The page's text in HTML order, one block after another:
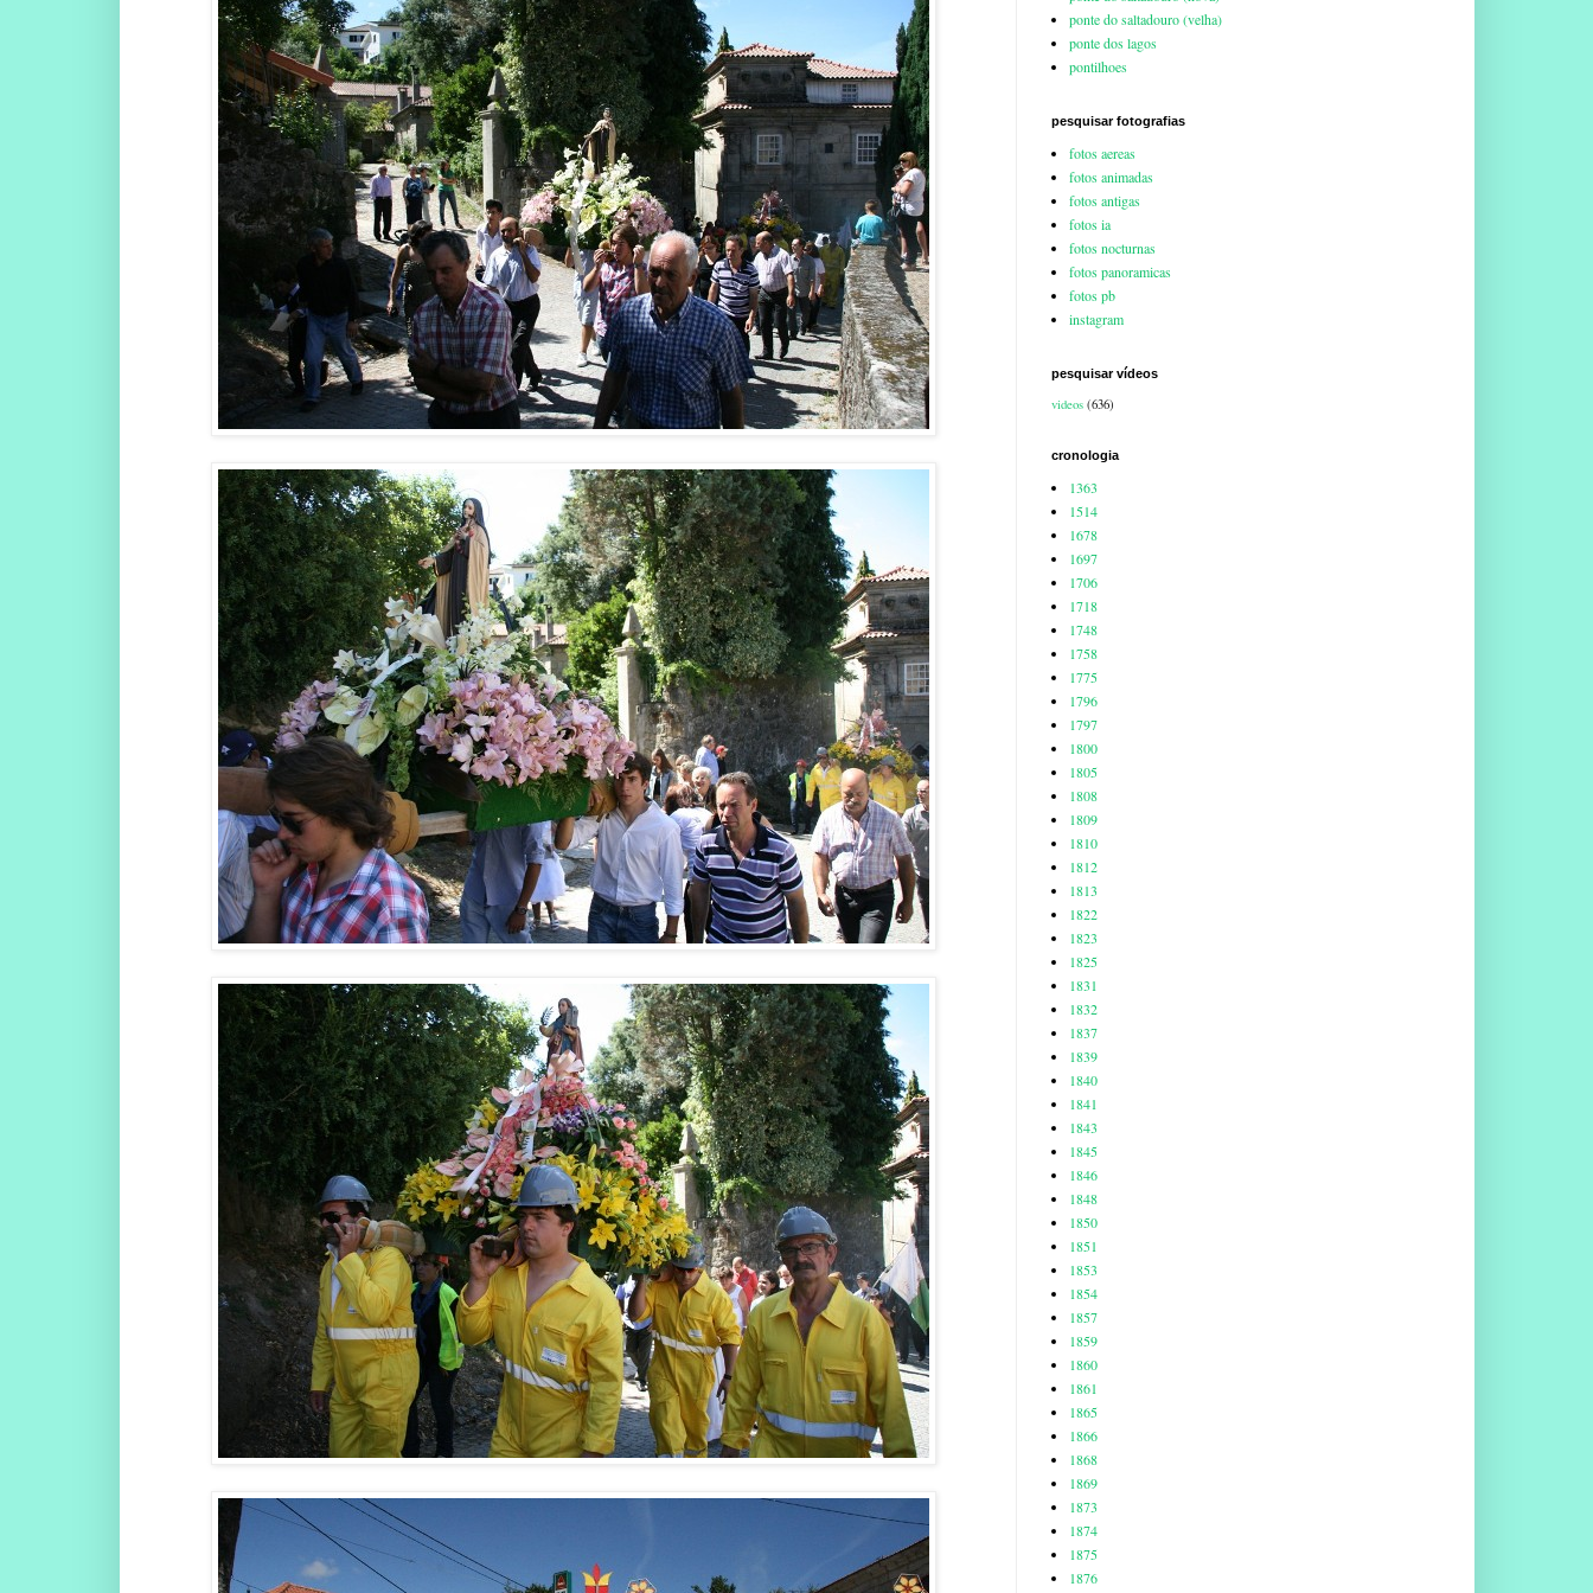
ponte do saltadouro (velha)
ponte dos lagos
pontilhoes
pesquisar fotografias
fotos aereas
fotos animadas
fotos antigas
fotos ia
fotos nocturnas
fotos panoramicas
fotos pb
instagram
pesquisar vídeos
videos (636)
cronologia
1363
1514
1678
1697
1706
1718
1748
1758
1775
1796
1797
1800
1805
1808
1809
1810
1812
1813
1822
1823
1825
1831
1832
1837
1839
1840
1841
1843
1845
1846
1848
1850
1851
1853
1854
1857
1859
1860
1861
1865
1866
1868
1869
1873
1874
1875
1876